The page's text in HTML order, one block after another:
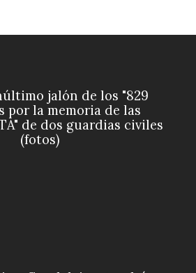
jalón de los "829
por la memoria de las
de dos guardias civiles
(fotos)